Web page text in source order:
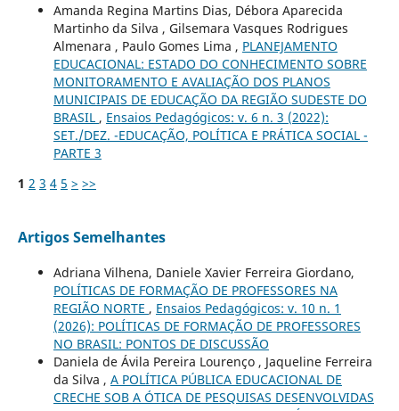
Amanda Regina Martins Dias, Débora Aparecida
Martinho da Silva , Gilsemara Vasques Rodrigues
Almenara , Paulo Gomes Lima , PLANEJAMENTO
EDUCACIONAL: ESTADO DO CONHECIMENTO SOBRE
MONITORAMENTO E AVALIAÇÃO DOS PLANOS
MUNICIPAIS DE EDUCAÇÃO DA REGIÃO SUDESTE DO
BRASIL , Ensaios Pedagógicos: v. 6 n. 3 (2022):
SET./DEZ. -EDUCAÇÃO, POLÍTICA E PRÁTICA SOCIAL -
PARTE 3
1 2 3 4 5 > >>
Artigos Semelhantes
Adriana Vilhena, Daniele Xavier Ferreira Giordano,
POLÍTICAS DE FORMAÇÃO DE PROFESSORES NA
REGIÃO NORTE , Ensaios Pedagógicos: v. 10 n. 1
(2026): POLÍTICAS DE FORMAÇÃO DE PROFESSORES
NO BRASIL: PONTOS DE DISCUSSÃO
Daniela de Ávila Pereira Lourenço , Jaqueline Ferreira
da Silva , A POLÍTICA PÚBLICA EDUCACIONAL DE
CRECHE SOB A ÓTICA DE PESQUISAS DESENVOLVIDAS